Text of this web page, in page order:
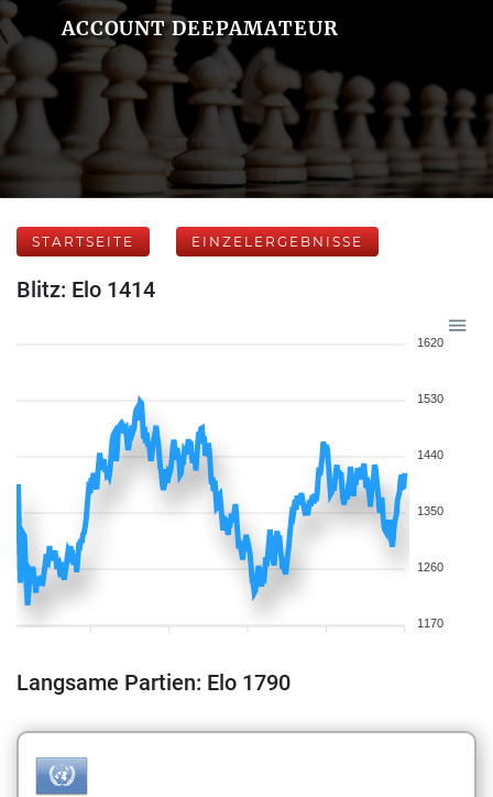
ACCOUNT DEEPAMATEUR
STARTSEITE EINZELERGEBNISSE
Blitz: Elo 1414
1620
1530
1440
1350
1260
1170
Langsame Partien: Elo 1790